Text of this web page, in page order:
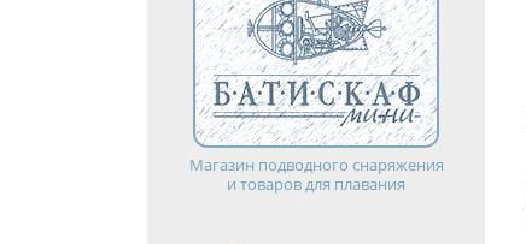
Магазин подводного снаряжения
и товаров для плавания